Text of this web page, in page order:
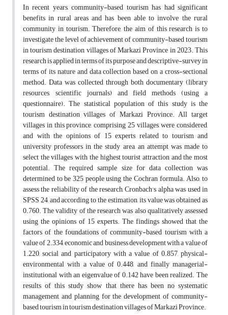
In recent years, community-based tourism has had significant
benefits in rural areas and has been able to involve the rural
community in tourism. Therefore, the aim of this research is to
investigate the level of achievement of community-based tourism
in tourism destination villages of Markazi Province in 2023. This
research is applied in terms of its purpose and descriptive-survey in
terms of its nature and data collection based on a cross-sectional
method. Data was collected through both documentary (library
resources, scientific journals) and field methods (using a
questionnaire). The statistical population of this study is the
tourism destination villages of Markazi Province. All target
villages in this province, comprising 25 villages, were considered,
and with the opinions of 15 experts related to tourism and
university professors in the study area, an attempt was made to
select the villages with the highest tourist attraction and the most
potential. The required sample size for data collection was
determined to be 325 people using the Cochran formula. Also, to
assess the reliability of the research, Cronbach's alpha was used in
SPSS 24, and according to the estimation, its value was obtained as
0.760. The validity of the research was also qualitatively assessed
using the opinions of 15 experts. The findings showed that the
factors of the foundations of community-based tourism with a
value of 2.334, economic and business development with a value of
1.220, social and participatory with a value of 0.857, physical-
environmental with a value of 0.448, and finally managerial-
institutional with an eigenvalue of 0.142 have been realized. The
results of this study show that there has been no systematic
management and planning for the development of community-
based tourism in tourism destination villages of Markazi Province.